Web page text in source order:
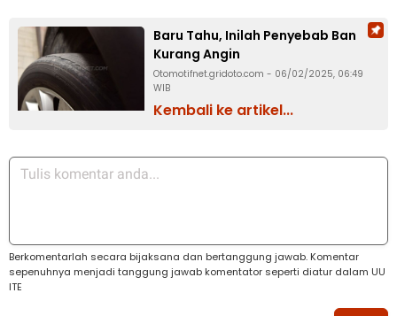
Baru Tahu, Inilah Penyebab Ban
Kurang Angin
Otomotifnet.gridoto.com - 06/02/2025, 06:49
WIB
Kembali ke artikel...
Berkomentarlah secara bijaksana dan bertanggung jawab. Komentar
sepenuhnya menjadi tanggung jawab komentator seperti diatur dalam UU
ITE